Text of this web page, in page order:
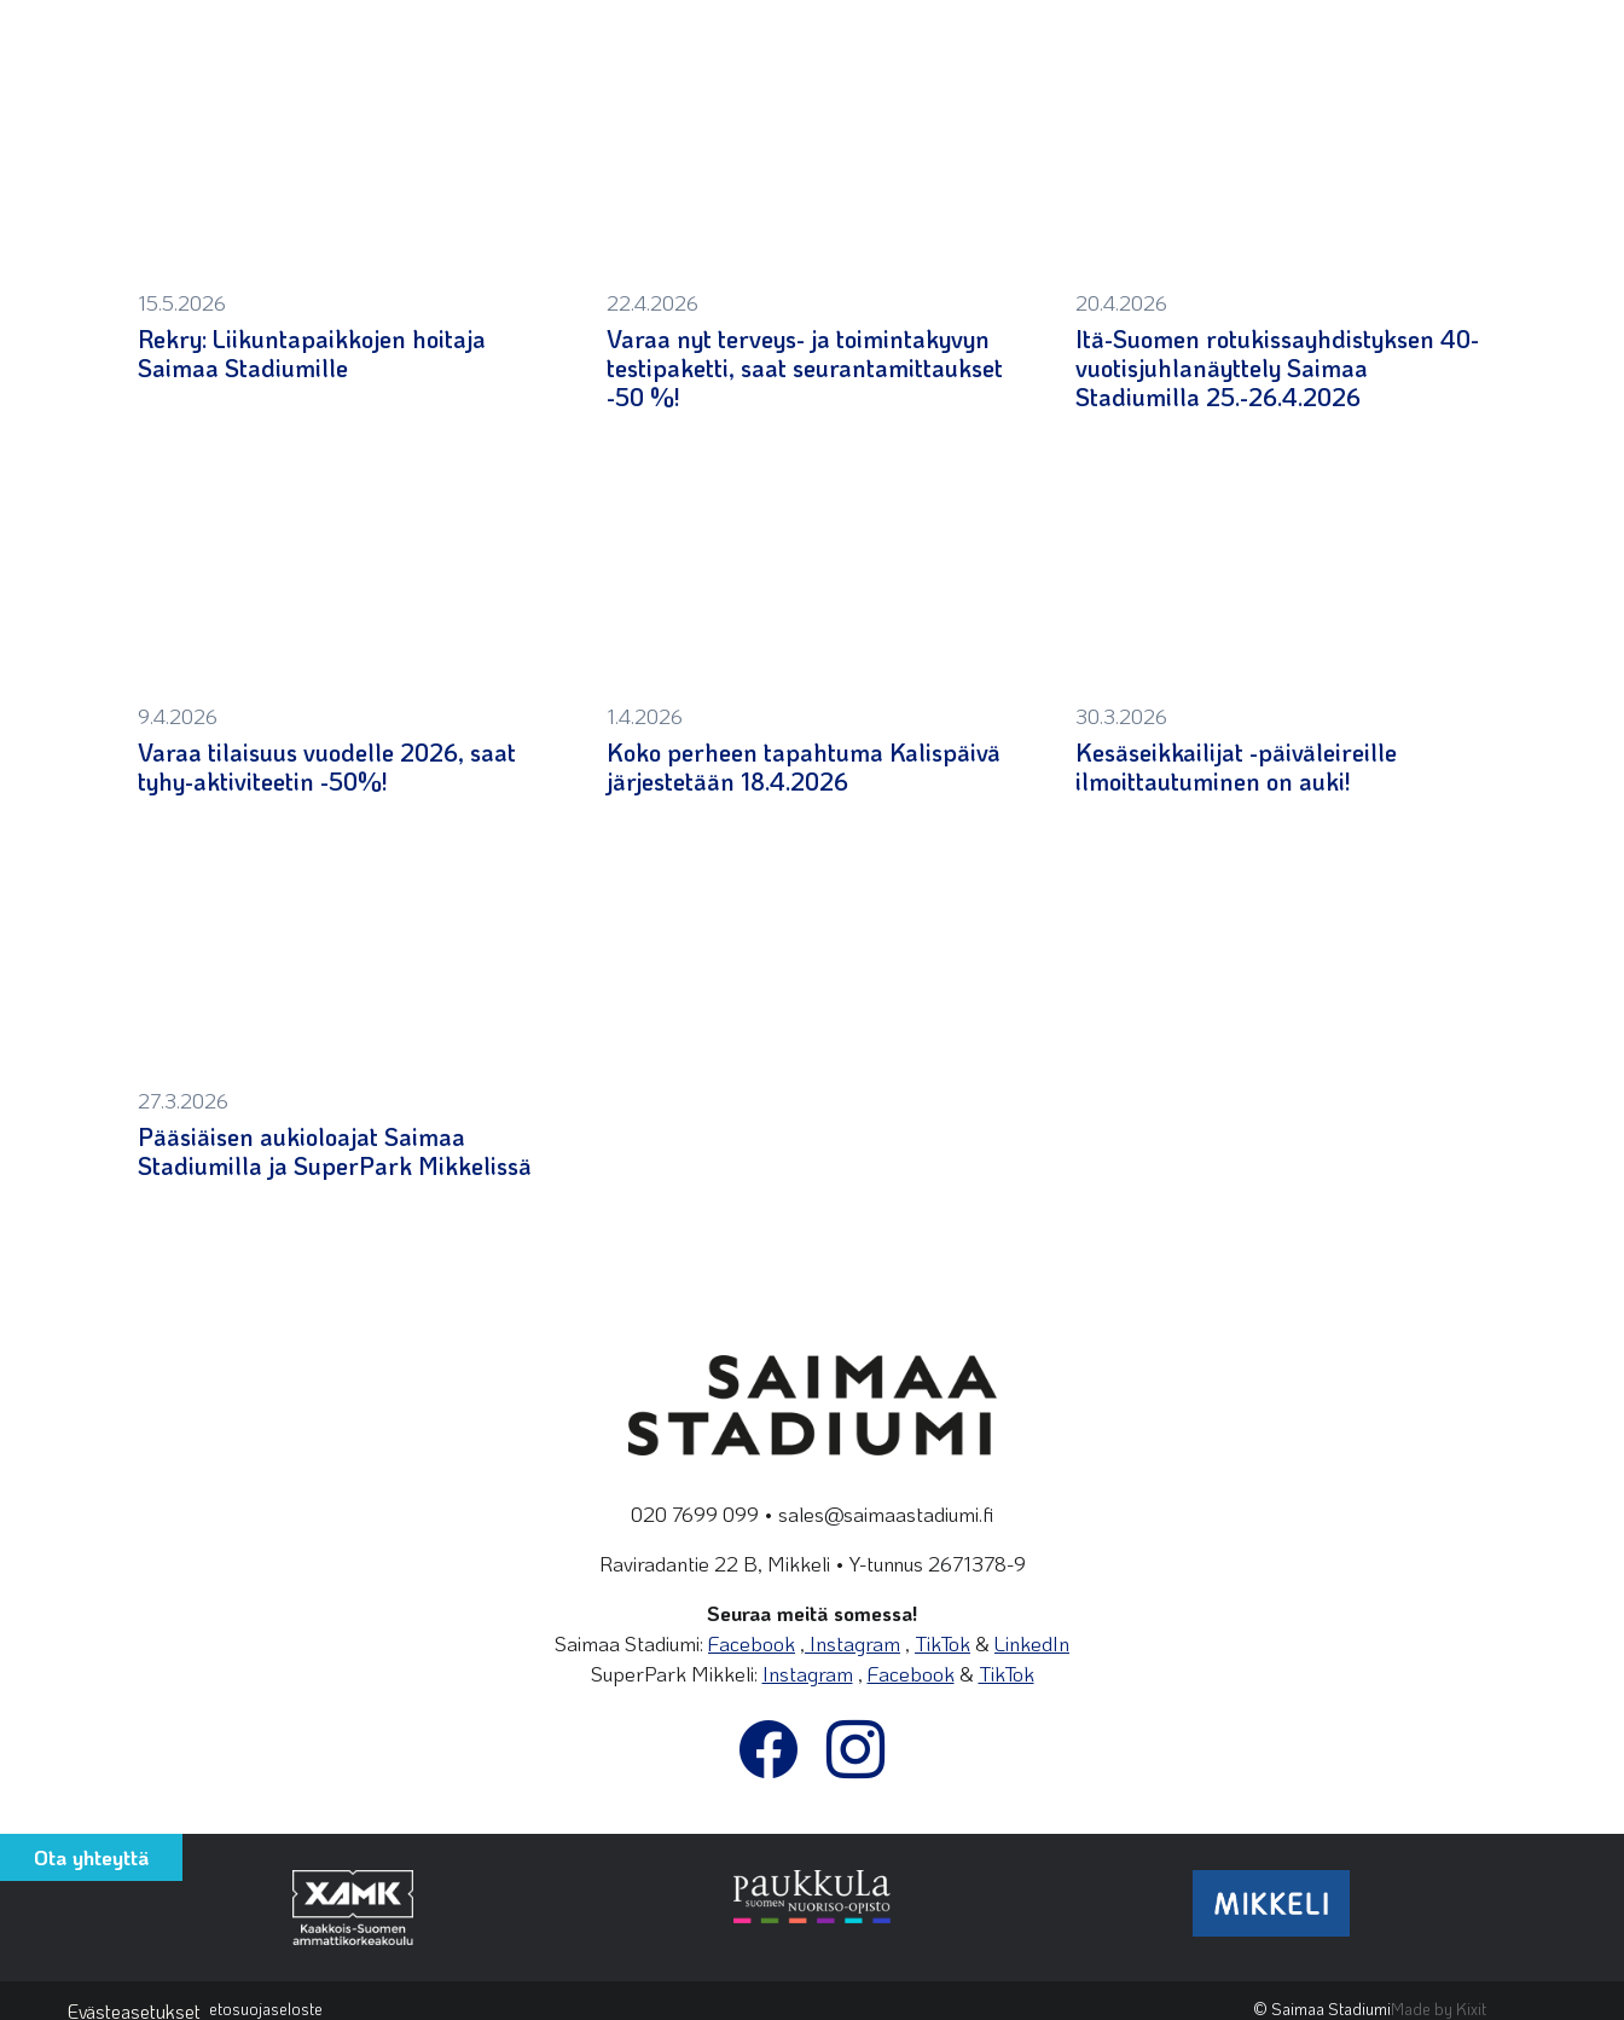
15.5.2026
Rekry: Liikuntapaikkojen hoitaja
Saimaa Stadiumille
22.4.2026
Varaa nyt terveys- ja toimintakyvyn
testipaketti, saat seurantamittaukset
-50 %!
20.4.2026
Itä-Suomen rotukissayhdistyksen 40-
vuotisjuhlanäyttely Saimaa
Stadiumilla 25.-26.4.2026
9.4.2026
Varaa tilaisuus vuodelle 2026, saat
tyhy-aktiviteetin -50%!
1.4.2026
Koko perheen tapahtuma Kalispäivä
järjestetään 18.4.2026
30.3.2026
Kesäseikkailijat -päiväleireille
ilmoittautuminen on auki!
27.3.2026
Pääsiäisen aukioloajat Saimaa
Stadiumilla ja SuperPark Mikkelissä
020 7699 099 • sales@saimaastadiumi.fi
Raviradantie 22 B, Mikkeli • Y-tunnus 2671378-9
Seuraa meitä somessa!
Saimaa Stadiumi: Facebook , Instagram , TikTok & LinkedIn
SuperPark Mikkeli: Instagram , Facebook & TikTok
Ota yhteyttä
EvästeetTietosuojaseloste © Saimaa StadiumiMade by Kixit
Evästeasetukset